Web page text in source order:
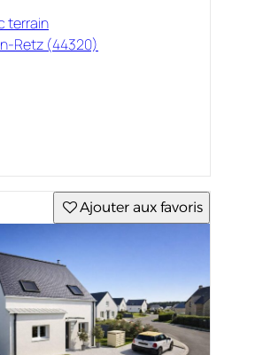
terrain
Retz (44320)
Ajouter aux favoris